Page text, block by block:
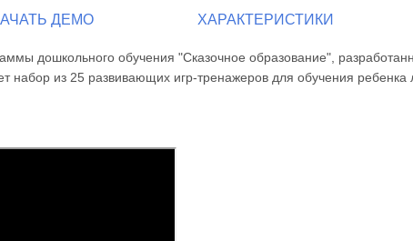
ДЕМО ХАРАКТЕРИСТИКИ
дошкольного обучения "Сказочное образование",
набор из 25 развивающих игр-тренажеров для обучения ребенка